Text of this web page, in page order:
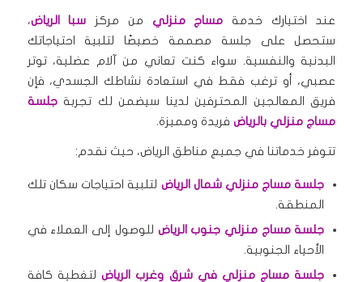
عند اختيارك خدمة مساج منزلي من مركز سبا الرياض،
ستحصل على جلسة مصممة خصيصًا لتلبية احتياجاتك
البدنية والنفسية. سواء كنت تعاني من آلام عضلية، توتر
عصبي، أو ترغب فقط في استعادة نشاطك الجسدي، فإن
فريق المعالجين المحترفين لدينا سيضمن لك تجربةجلسة
مساج منزلي بالرياضفريدة ومميزة.
تتوفر خدماتنا في جميع مناطق الرياض، حيث نقدم:
جلسة مساج منزلي شمال الرياض لتلبية احتياجات سكان تلك
المنطقة.
جلسة مساج منزلي جنوب الرياض للوصول إلى العملاء في
الأحياء الجنوبية.
جلسة مساج منزلي في شرق وغرب الرياضلتغطية كافة